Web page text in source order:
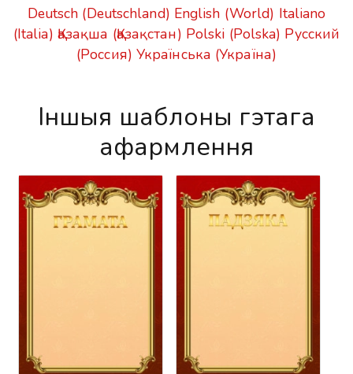
Deutsch (Deutschland) English (World) Italiano
(Italia) Қазақша (Қазақстан) Polski (Polska) Русский
(Россия) Українська (Україна)
Іншыя шаблоны гэтага
афармлення